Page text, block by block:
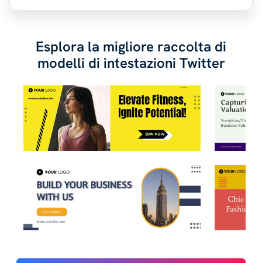
Esplora la migliore raccolta di
modelli di intestazioni Twitter